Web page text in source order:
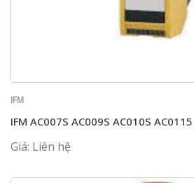
IFM
IFM AC007S AC009S AC010S
Giá: Liên hệ